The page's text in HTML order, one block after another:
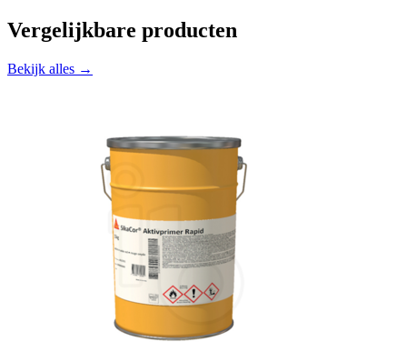
Vergelijkbare producten
Bekijk alles →